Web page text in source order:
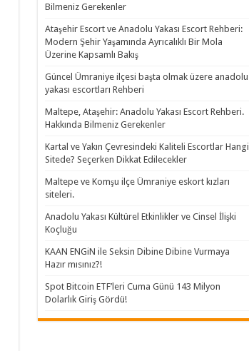
Bilmeniz Gerekenler
Ataşehir Escort ve Anadolu Yakası Escort Rehberi:
Modern Şehir Yaşamında Ayrıcalıklı Bir Mola
Üzerine Kapsamlı Bakış
Güncel Ümraniye ilçesi başta olmak üzere anadolu
yakası escortları Rehberi
Maltepe, Ataşehir: Anadolu Yakası Escort Rehberi.
Hakkında Bilmeniz Gerekenler
Kartal ve Yakın Çevresindeki Kaliteli Escortlar Hangi
Sitede? Seçerken Dikkat Edilecekler
Maltepe ve Komşu ilçe Ümraniye eskort kızları
siteleri.
Anadolu Yakası Kültürel Etkinlikler ve Cinsel İlişki
Koçluğu
KAAN ENGiN ile Seksin Dibine Dibine Vurmaya
Hazır mısınız?!
Spot Bitcoin ETF’leri Cuma Günü 143 Milyon
Dolarlık Giriş Gördü!